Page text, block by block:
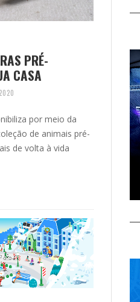
PRÉ-
CASA
por meio da
de animais pré-
de volta à vida